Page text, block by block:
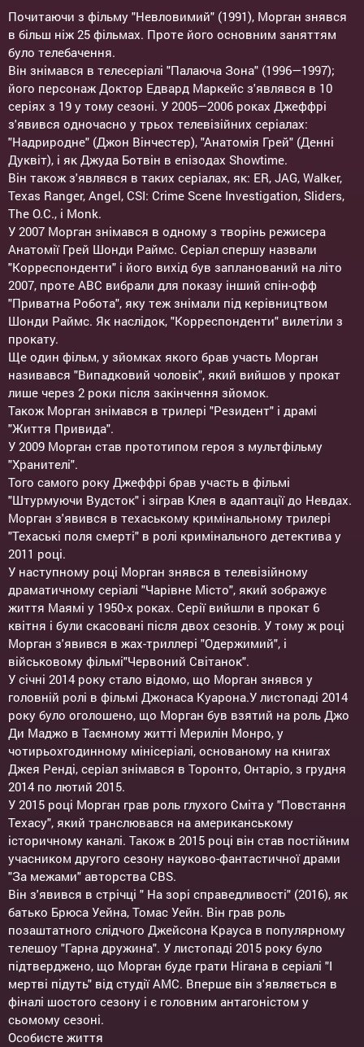
Почитаючи з фільму "Невловимий" (1991), Морган знявся
в більш ніж 25 фільмах. Проте його основним заняттям
було телебачення.
Він знімався в телесеріалі "Палаюча Зона" (1996—1997);
його персонаж Доктор Едвард Маркейс з'являвся в 10
серіях з 19 у тому сезоні. У 2005—2006 роках Джеффрі
з'явився одночасно у трьох телевізійних серіалах:
"Надриродне" (Джон Вінчестер), "Анатомія Грей" (Денні
Дуквіт), і як Джуда Ботвін в епізодах Showtime.
Він також з'являвся в таких серіалах, як: ER, JAG, Walker,
Texas Ranger, Angel, CSI: Crime Scene Investigation, Sliders,
The O.C., і Monk.
У 2007 Морган знімався в одному з творінь режисера
Анатомії Грей Шонди Раймс. Серіал спершу назвали
"Корреспонденти" і його вихід був запланований на літо
2007, проте ABC вибрали для показу інший спін-офф
"Приватна Робота", яку теж знімали під керівництвом
Шонди Раймс. Як наслідок, "Корреспонденти" вилетіли з
прокату.
Ще один фільм, у зйомках якого брав участь Морган
називався "Випадковий чоловік", який вийшов у прокат
лише через 2 роки після закінчення зйомок.
Також Морган знімався в трилері "Резидент" і драмі
"Життя Привида".
У 2009 Морган став прототипом героя з мультфільму
"Хранителі".
Того самого року Джеффрі брав участь в фільмі
"Штурмуючи Вудсток" і зіграв Клея в адаптації до Невдах.
Морган з'явився в техаському кримінальному трилері
"Техаські поля смерті" в ролі кримінального детектива у
2011 році.
У наступному році Морган знявся в телевізійному
драматичному серіалі "Чарівне Місто", який зображує
життя Маямі у 1950-х роках. Серії вийшли в прокат 6
квітня і були скасовані після двох сезонів. У тому ж році
Морган з'явився в жах-триллері "Одержимий", і
військовому фільмі"Червоний Світанок".
У січні 2014 року стало відомо, що Морган знявся у
головній ролі в фільмі Джонаса Куарона.У листопаді 2014
року було оголошено, що Морган був взятий на роль Джо
Ди Маджо в Таємному житті Мерилін Монро, у
чотирьохгодинному мінісеріалі, основаному на книгах
Джея Ренді, серіал знімався в Торонто, Онтаріо, з грудня
2014 по лютий 2015.
У 2015 році Морган грав роль глухого Сміта у "Повстання
Техасу", який транслювався на американському
історичному каналі. Також в 2015 році він став постійним
учасником другого сезону науково-фантастичної драми
"За межами" авторства СBS.
Він з'явився в стрічці " На зорі справедливості" (2016), як
батько Брюса Уейна, Томас Уейн. Він грав роль
позаштатного слідчого Джейсона Крауса в популярному
телешоу "Гарна дружина". У листопаді 2015 року було
підтверджено, що Морган буде грати Нігана в серіалі "І
мертві підуть" від студії AMC. Вперше він з'являється в
фіналі шостого сезону і є головним антагоністом у
сьомому сезоні.
Особисте життя